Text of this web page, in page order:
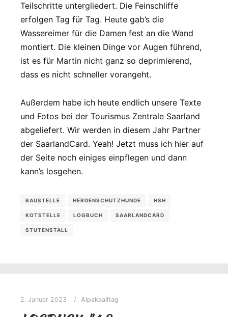
Teilschritte untergliedert. Die Feinschliffe
erfolgen Tag für Tag. Heute gab’s die
Wassereimer für die Damen fest an die Wand
montiert. Die kleinen Dinge vor Augen führend,
ist es für Martin nicht ganz so deprimierend,
dass es nicht schneller vorangeht.
Außerdem habe ich heute endlich unsere Texte
und Fotos bei der Tourismus Zentrale Saarland
abgeliefert. Wir werden in diesem Jahr Partner
der SaarlandCard. Yeah! Jetzt muss ich hier auf
der Seite noch einiges einpflegen und dann
kann’s losgehen.
BAUSTELLE HERDENSCHUTZHUNDE HSH
KOTSTELLE LOGBUCH SAARLANDCARD
STUTENSTALL
2. Januar 2023 Alpakaalltag